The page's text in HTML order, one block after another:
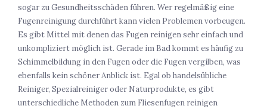
sogar zu Gesundheitsschäden führen. Wer regelmäßig eine
Fugenreinigung durchführt kann vielen Problemen vorbeugen.
Es gibt Mittel mit denen das Fugen reinigen sehr einfach und
unkompliziert möglich ist. Gerade im Bad kommt es häufig zu
Schimmelbildung in den Fugen oder die Fugen vergilben, was
ebenfalls kein schöner Anblick ist. Egal ob handelsübliche
Reiniger, Spezialreiniger oder Naturprodukte, es gibt
unterschiedliche Methoden zum Fliesenfugen reinigen